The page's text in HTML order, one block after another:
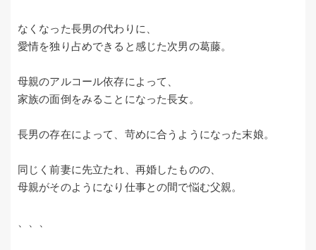
なくなった長男の代わりに、
愛情を独り占めできると感じた次男の葛藤。
母親のアルコール依存によって、
家族の面倒をみることになった長女。
長男の存在によって、苛めに合うようになった末娘。
同じく前妻に先立たれ、再婚したものの、
母親がそのようになり仕事との間で悩む父親。